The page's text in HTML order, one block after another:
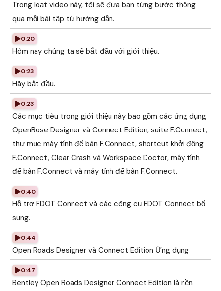
Trong loạt video này, tôi sẽ đưa bạn từng bước thông
qua mỗi bài tập từ hướng dẫn.
0:20
Hôm nay chúng ta sẽ bắt đầu với giới thiệu.
0:23
Hãy bắt đầu.
0:23
Các mục tiêu trong giới thiệu này bao gồm các ứng dụng
OpenRose Designer và Connect Edition, suite F.Connect,
thư mục máy tính để bàn F.Connect, shortcut khởi động
F.Connect, Clear Crash và Workspace Doctor, máy tính
để bàn F.Connect và máy tính để bàn F.Connect.
0:40
Hỗ trợ FDOT Connect và các công cụ FDOT Connect bổ
sung.
0:44
Open Roads Designer và Connect Edition Ứng dụng
0:47
Bentley Open Roads Designer Connect Edition là nền